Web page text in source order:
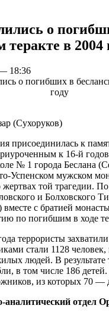
о
теракте в 2004
18:36
(Сухоруков)
присоединилась к
к 16-й
№ 1 города Беслана
Успенском мужском
той трагедии.
и Болховского
с братией
по погибшим в ходе
террористы
стали 1128
людей. В результате
в том числе 186
из которых 70 —
отдел